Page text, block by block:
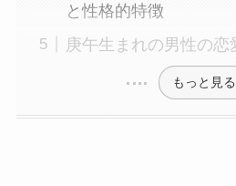
と性格的特徴
庚午生まれの男性の恋
もっと見る